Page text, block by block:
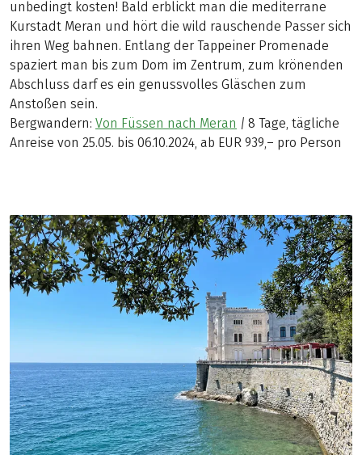
unbedingt kosten! Bald erblickt man die mediterrane
Kurstadt Meran und hört die wild rauschende Passer sich
ihren Weg bahnen. Entlang der Tappeiner Promenade
spaziert man bis zum Dom im Zentrum, zum krönenden
Abschluss darf es ein genussvolles Gläschen zum
Anstoßen sein.
Bergwandern: Von Füssen nach Meran | 8 Tage, tägliche
Anreise von 25.05. bis 06.10.2024, ab EUR 939,– pro Person